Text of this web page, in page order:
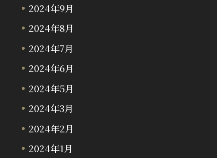
2024年9月
2024年8月
2024年7月
2024年6月
2024年5月
2024年3月
2024年2月
2024年1月